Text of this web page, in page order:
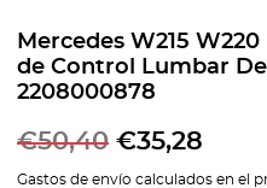
Mercedes W215
de Control Lumbar
2208000878
€50,40 €35,28
Gastos de envío calculados en el